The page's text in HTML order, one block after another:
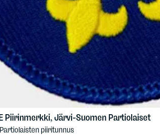
Piirinmerkki, Järvi-Suomen Partiolaiset
piiritunnus